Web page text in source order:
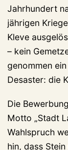
Jahrhundert
jährigen
Kleve
– kein
genommen
Desaster: die
Die
Motto „Stadt
Wahlspruch
hin, dass